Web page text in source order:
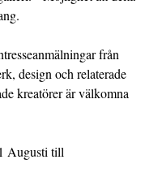
från
design och relaterade
kreatörer är välkomna
Augusti till